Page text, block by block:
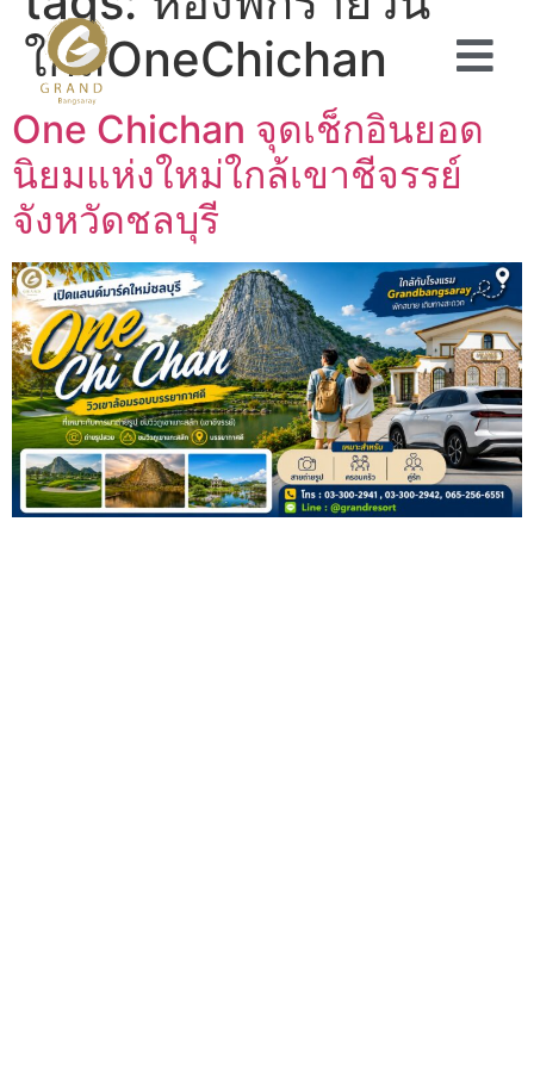
ใกล้OneChichan
One Chichan จุดเช็กอินยอด
นิยมแห่งใหม่ใกล้เขาชีจรรย์
จังหวัดชลบุรี